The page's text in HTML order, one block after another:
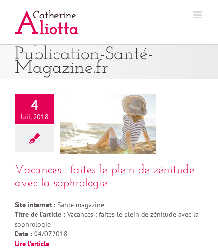
contenu
Publication-Santé-
Magazine.fr
4
Juil, 2018
Vacances : faites le plein de zénitude
avec la sophrologie
Site internet : Santé magazine
Titre de l’article : Vacances : faites le plein de zénitude avec la
sophrologie
Date : 04/072018
Lire l’article